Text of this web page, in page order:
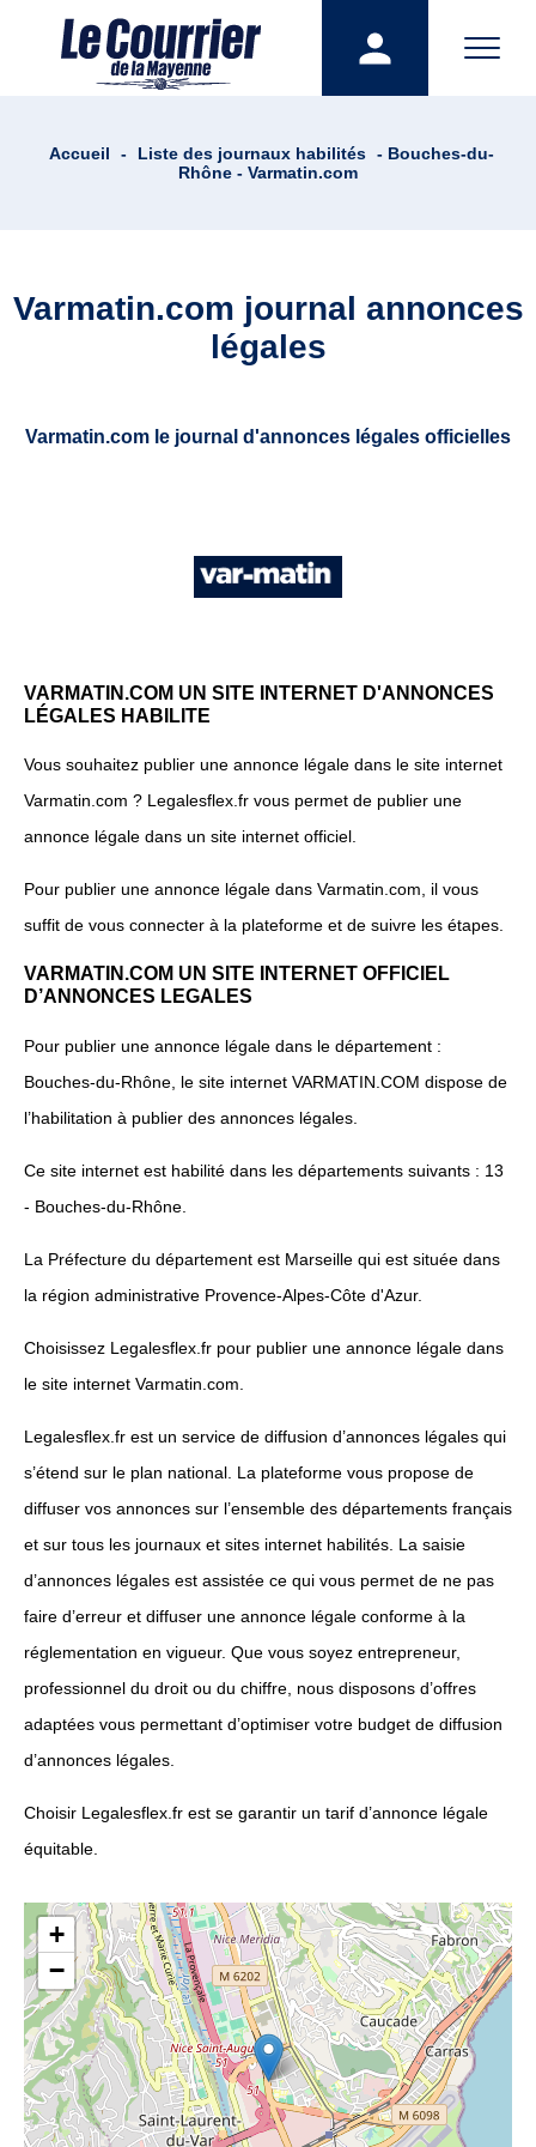
Accueil - Liste des journaux habilités - Bouches-du-
Rhône - Varmatin.com
Varmatin.com journal annonces
légales
Varmatin.com le journal d'annonces légales officielles
VARMATIN.COM UN SITE INTERNET D'ANNONCES
LÉGALES HABILITE
Vous souhaitez publier une annonce légale dans le site internet
Varmatin.com ? Legalesflex.fr vous permet de publier une
annonce légale dans un site internet officiel.
Pour publier une annonce légale dans Varmatin.com, il vous
suffit de vous connecter à la plateforme et de suivre les étapes.
VARMATIN.COM UN SITE INTERNET OFFICIEL
D’ANNONCES LEGALES
Pour publier une annonce légale dans le département :
Bouches-du-Rhône, le site internet VARMATIN.COM dispose de
l’habilitation à publier des annonces légales.
Ce site internet est habilité dans les départements suivants : 13
- Bouches-du-Rhône.
La Préfecture du département est Marseille qui est située dans
la région administrative Provence-Alpes-Côte d'Azur.
Choisissez Legalesflex.fr pour publier une annonce légale dans
le site internet Varmatin.com.
Legalesflex.fr est un service de diffusion d’annonces légales qui
s’étend sur le plan national. La plateforme vous propose de
diffuser vos annonces sur l’ensemble des départements français
et sur tous les journaux et sites internet habilités. La saisie
d’annonces légales est assistée ce qui vous permet de ne pas
faire d’erreur et diffuser une annonce légale conforme à la
réglementation en vigueur. Que vous soyez entrepreneur,
professionnel du droit ou du chiffre, nous disposons d’offres
adaptées vous permettant d’optimiser votre budget de diffusion
d’annonces légales.
Choisir Legalesflex.fr est se garantir un tarif d’annonce légale
équitable.
+
−